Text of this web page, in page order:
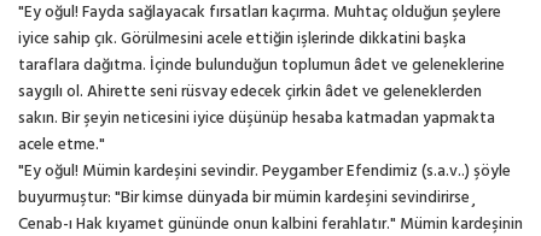
"Ey oğul! Fayda sağlayacak fırsatları kaçırma. Muhtaç olduğun şeylere
iyice sahip çık. Görülmesini acele ettiğin işlerinde dikkatini başka
taraflara dağıtma. İçinde bulunduğun toplumun âdet ve geleneklerine
saygılı ol. Ahirette seni rüsvay edecek çirkin âdet ve geleneklerden
sakın. Bir şeyin neticesini iyice düşünüp hesaba katmadan yapmakta
acele etme."
"Ey oğul! Mümin kardeşini sevindir. Peygamber Efendimiz (s.a.v..) şöyle
buyurmuştur: "Bir kimse dünyada bir mümin kardeşini sevindirirse¸
Cenab-ı Hak kıyamet gününde onun kalbini ferahlatır." Mümin kardeşinin